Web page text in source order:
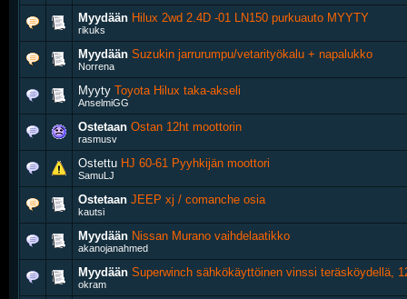
Myydään Hilux 2wd 2.4D -01 LN150 purkuauto MYYTY
rikuks
Myydään Suzukin jarrurumpu/vetarityökalu + napalukko
Norrena
Myyty Toyota Hilux taka-akseli
AnselmiGG
Ostetaan Ostan 12ht moottorin
rasmusv
Ostettu HJ 60-61 Pyyhkijän moottori
SamuLJ
Ostetaan JEEP xj / comanche osia
kautsi
Myydään Nissan Murano vaihdelaatikko
akanojanahmed
Myydään Superwinch sähkökäyttöinen vinssi teräsköydellä,
okram